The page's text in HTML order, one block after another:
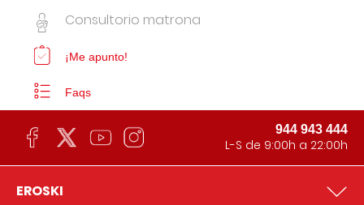
Consultorio matrona
¡Me apunto!
Faqs
944 943 444
L-S de 9:00h a 22:00h
EROSKI